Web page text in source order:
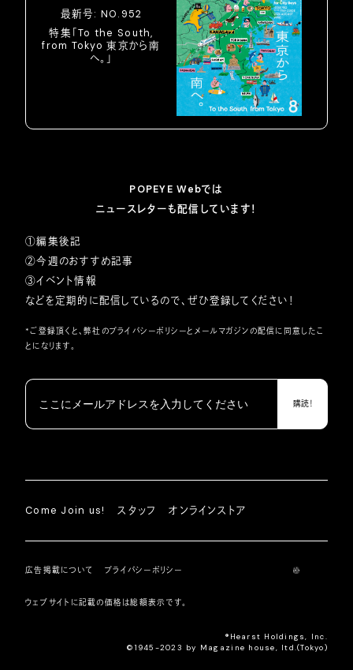
最新号: NO.952
特集「To the South,
from Tokyo 東京から南
へ。」
POPEYE Webでは
ニュースレターも配信しています！
①編集後記
②今週のおすすめ記事
③イベント情報
などを定期的に配信しているので、ぜひ登録してください！
*ご登録頂くと、弊社のプライバシーポリシーとメールマガジンの配信に同意したこ
とになります。
Come Join us! スタッフ オンラインストア
広告掲載について プライバシーポリシー
ウェブサイトに記載の価格は総額表示です。
®︎Hearst Holdings, Inc.
©1945-2023 by Magazine house, ltd.(Tokyo)